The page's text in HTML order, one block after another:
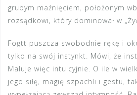
grubym maźnięciem, położonym
rozsądkowi, który dominował w
Fogtt puszcza swobodnie rękę i
tylko na swój instynkt. Mówi, że
Maluje więc intuicyjnie. O ile w
jego siłę, magię szpachli i gestu,